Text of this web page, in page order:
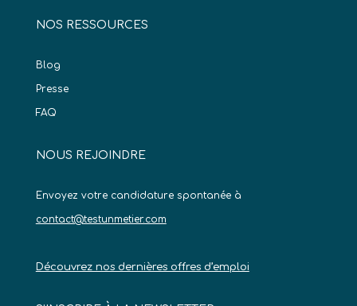
NOS RESSOURCES
Blog
Presse
FAQ
NOUS REJOINDRE
Envoyez votre candidature spontanée à
contact@testunmetier.com
Découvrez nos dernières offres d’emploi